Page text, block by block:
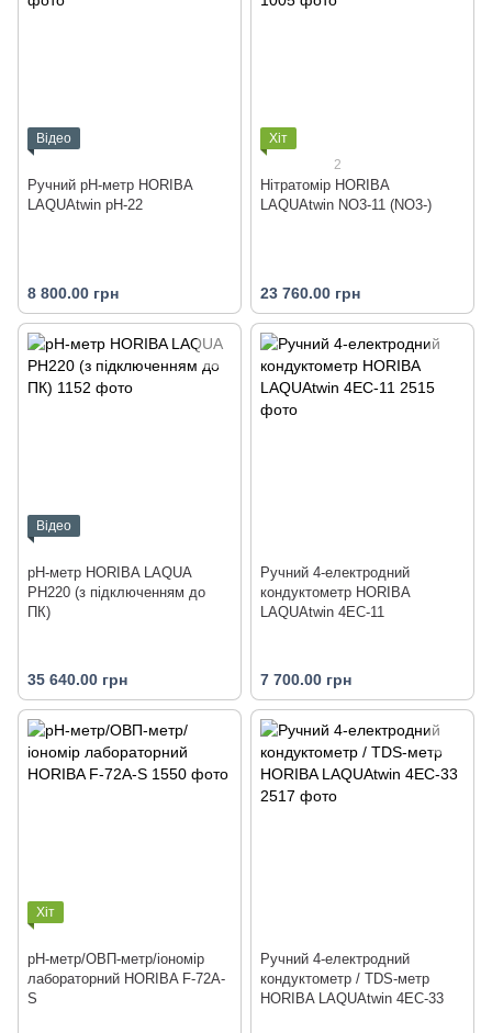
Відео
Ручний рН-метр HORIBA
LAQUAtwin pH-22
8 800.00 грн
Хіт
2
Нітратомір HORIBA
LAQUAtwin NO3-11 (NO3-)
23 760.00 грн
Відео
pH-метр HORIBA LAQUA
PH220 (з підключенням до
ПК)
35 640.00 грн
Ручний 4-електродний
кондуктометр HORIBA
LAQUAtwin 4EC-11
7 700.00 грн
Хіт
pH-метр/ОВП-метр/іономір
лабораторний HORIBA F-72A-
S
Ручний 4-електродний
кондуктометр / TDS-метр
HORIBA LAQUAtwin 4EC-33